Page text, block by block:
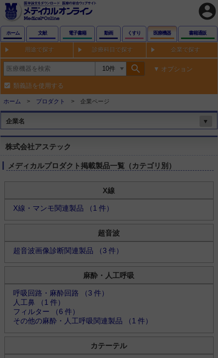
account_circle
ホーム 文献 電子書籍 動画 くすり 医療機器 書籍通販
用途で探す 診療科目で探す 企業で探す
search オプション
類義語を使用する
ホーム プロダクト 企業ページ
企業名 ▼
株式会社アステック
メディカルプロダクト掲載製品一覧（カテゴリ別）
X線
X線・マンモ関連製品 （1 件）
超音波
超音波画像診断関連製品 （3 件）
麻酔・人工呼吸
呼吸回路・麻酔回路 （3 件）
人工鼻 （1 件）
フィルター （6 件）
その他の麻酔・人工呼吸関連製品 （1 件）
カテーテル